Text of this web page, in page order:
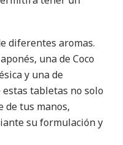
diferentes aromas.
una de Coco
y una de
tabletas no solo
de tus manos,
su formulación y